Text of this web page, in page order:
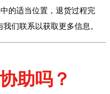
的适当位置，退货过程完
们联系以获取更多信息。
助吗？